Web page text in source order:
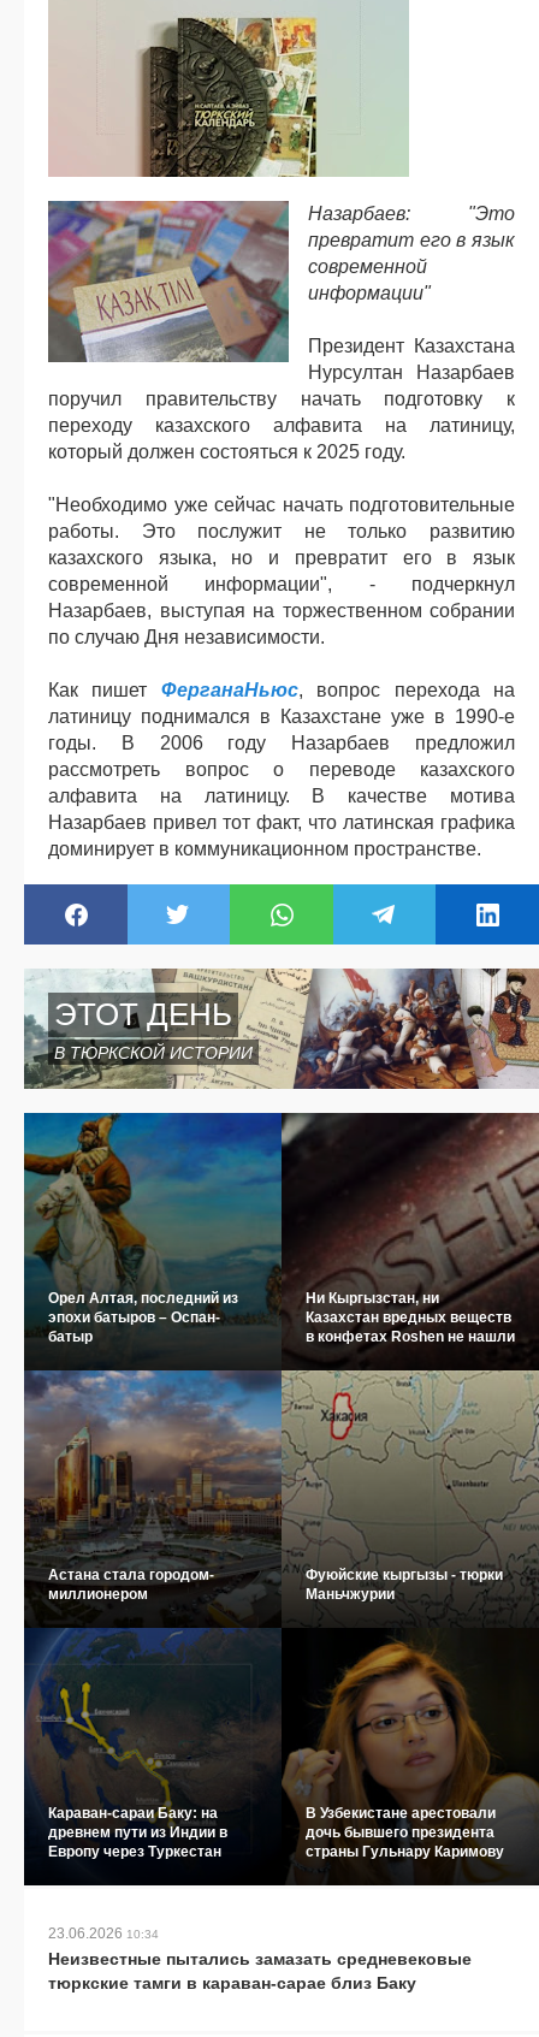
Назарбаев: "Это
превратит его в язык
современной
информации"
Президент Казахстана
Нурсултан Назарбаев
поручил правительству начать подготовку к
переходу казахского алфавита на латиницу,
который должен состояться к 2025 году.
"Необходимо уже сейчас начать подготовительные
работы. Это послужит не только развитию
казахского языка, но и превратит его в язык
современной информации", - подчеркнул
Назарбаев, выступая на торжественном собрании
по случаю Дня независимости.
Как пишет ФерганаНьюс, вопрос перехода на
латиницу поднимался в Казахстане уже в 1990-е
годы. В 2006 году Назарбаев предложил
рассмотреть вопрос о переводе казахского
алфавита на латиницу. В качестве мотива
Назарбаев привел тот факт, что латинская графика
доминирует в коммуникационном пространстве.
ЭТОТ ДЕНЬ
В ТЮРКСКОЙ ИСТОРИИ
Орел Алтая, последний из
эпохи батыров – Оспан-
батыр
Ни Кыргызстан, ни
Казахстан вредных веществ
в конфетах Roshen не нашли
Астана стала городом-
миллионером
Фуюйские кыргызы - тюрки
Маньчжурии
Караван-сараи Баку: на
древнем пути из Индии в
Европу через Туркестан
В Узбекистане арестовали
дочь бывшего президента
страны Гульнару Каримову
23.06.2026 10:34
Неизвестные пытались замазать средневековые
тюркские тамги в караван-сарае близ Баку